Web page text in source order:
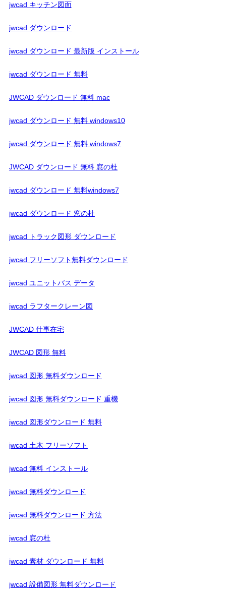
jwcad キッチン図面
jwcad ダウンロード
jwcad ダウンロード 最新版 インストール
jwcad ダウンロード 無料
JWCAD ダウンロード 無料 mac
jwcad ダウンロード 無料 windows10
jwcad ダウンロード 無料 windows7
JWCAD ダウンロード 無料 窓の杜
jwcad ダウンロード 無料windows7
jwcad ダウンロード 窓の杜
jwcad トラック図形 ダウンロード
jwcad フリーソフト無料ダウンロード
jwcad ユニットバス データ
jwcad ラフタークレーン図
JWCAD 仕事在宅
JWCAD 図形 無料
jwcad 図形 無料ダウンロード
jwcad 図形 無料ダウンロード 重機
jwcad 図形ダウンロード 無料
jwcad 土木 フリーソフト
jwcad 無料 インストール
jwcad 無料ダウンロード
jwcad 無料ダウンロード 方法
jwcad 窓の杜
jwcad 素材 ダウンロード 無料
jwcad 設備図形 無料ダウンロード